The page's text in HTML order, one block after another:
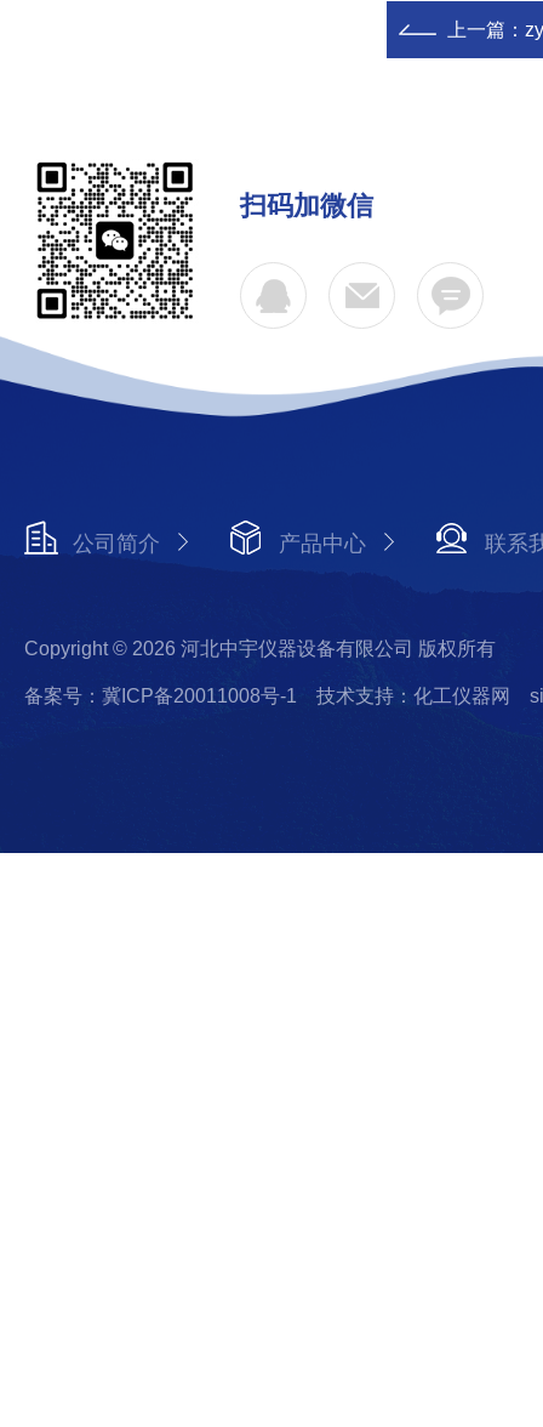
上一篇：
扫码加微信
公司简介 产品中心 联系
Copyright © 2026 河北中宇仪器设备有限公司 版权所有
备案号：冀ICP备20011008号-1 技术支持：化工仪器网